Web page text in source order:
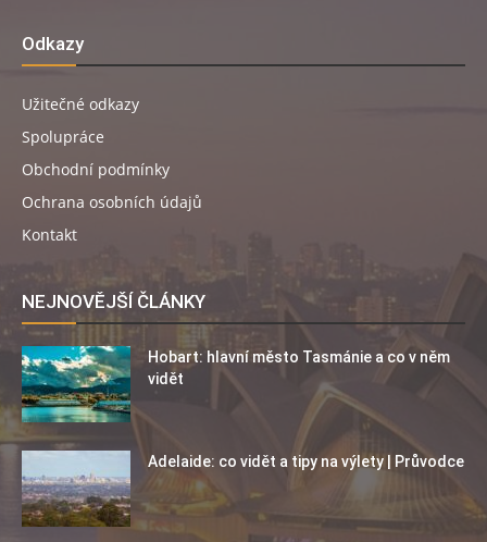
Odkazy
Užitečné odkazy
Spolupráce
Obchodní podmínky
Ochrana osobních údajů
Kontakt
NEJNOVĚJŠÍ ČLÁNKY
Hobart: hlavní město Tasmánie a co v něm
vidět
Adelaide: co vidět a tipy na výlety | Průvodce